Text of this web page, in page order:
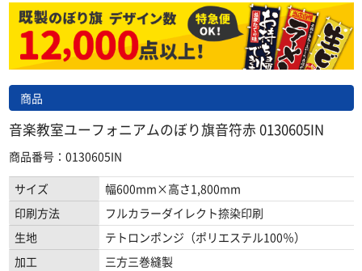
商品
音楽教室ユーフォニアムのぼり旗音符赤 0130605IN
商品番号：0130605IN
サイズ
幅600mm×高さ1,800mm
印刷方法
フルカラーダイレクト捺染印刷
生地
テトロンポンジ（ポリエステル100％）
加工
三方三巻縫製